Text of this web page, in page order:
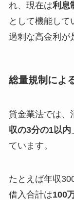
れ、現在は利息
として機能し
過剰な高金利が
総量規制によ
貸金業法では、
収の3分の1以内
ています。
たとえば年収
借入合計は100